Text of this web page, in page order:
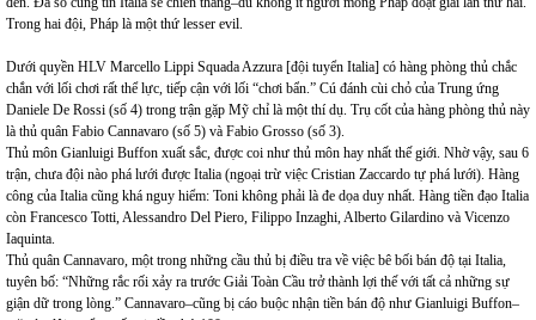
Trong hai đội, Pháp là một thứ lesser evil.
Dưới quyền HLV Marcello Lippi Squada Azzura [đội tuyển Italia] có hàng phòng thủ chắc
chắn với lối chơi rất thể lực, tiếp cận với lối “chơi bẩn.” Cú đánh cùi chỏ của Trung ứng
Daniele De Rossi (số 4) trong trận gặp Mỹ chỉ là một thí dụ. Trụ cốt của hàng phòng thủ này
là thủ quân Fabio Cannavaro (số 5) và Fabio Grosso (số 3).
Thủ môn Gianluigi Buffon xuất sắc, được coi như thủ môn hay nhất thế giới. Nhờ vậy, sau 6
trận, chưa đội nào phá lưới được Italia (ngoại trừ việc Cristian Zaccardo tự phá lưới). Hàng
công của Italia cũng khá nguy hiểm: Toni không phải là đe dọa duy nhất. Hàng tiền đạo Italia
còn Francesco Totti, Alessandro Del Piero, Filippo Inzaghi, Alberto Gilardino và Vicenzo
Iaquinta.
Thủ quân Cannavaro, một trong những cầu thủ bị điều tra về việc bê bối bán độ tại Italia,
tuyên bố: “Những rắc rối xảy ra trước Giải Toàn Cầu trở thành lợi thế với tất cả những sự
giận dữ trong lòng.” Cannavaro–cũng bị cáo buộc nhận tiền bán độ như Gianluigi Buffon–